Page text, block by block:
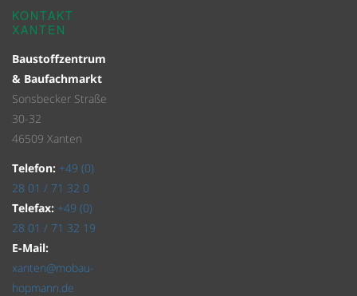
KONTAKT
XANTEN
Baustoffzentrum
& Baufachmarkt
Sonsbecker Straße
30-32
46509 Xanten
Telefon: +49 (0)
28 01 / 71 32 0
Telefax: +49 (0)
28 01 / 71 32 19
E-Mail:
xanten@mobau-
hopmann.de